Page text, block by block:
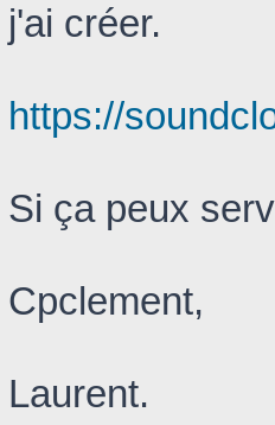
j'ai créer.
https://
Si ça peux
Cpclement,
Laurent.